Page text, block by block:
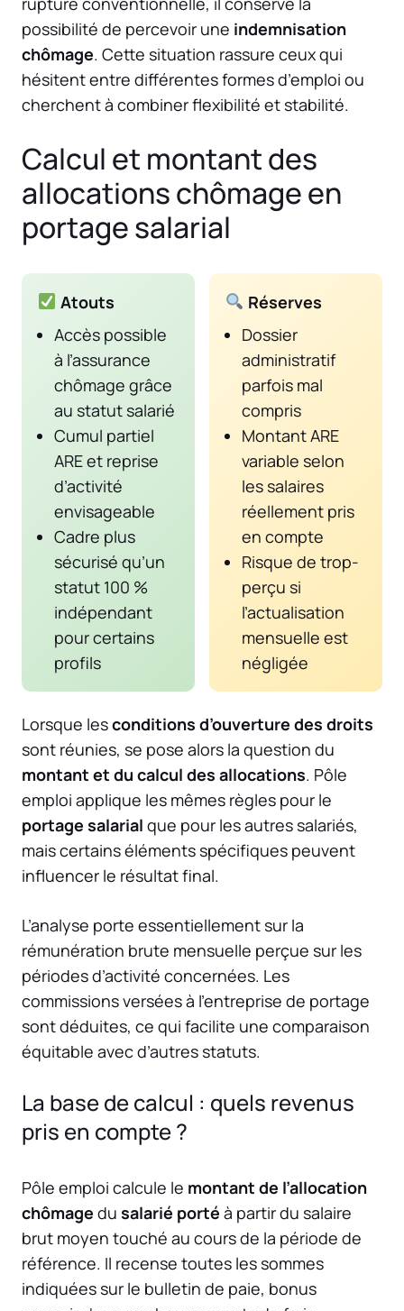
possibilité de percevoir une indemnisation
chômage. Cette situation rassure ceux qui
hésitent entre différentes formes d’emploi ou
cherchent à combiner flexibilité et stabilité.
Calcul et montant des
allocations chômage en
portage salarial
Atouts
Accès possible
à l’assurance
chômage grâce
au statut salarié
Cumul partiel
ARE et reprise
d’activité
envisageable
Cadre plus
sécurisé qu’un
statut 100 %
indépendant
pour certains
profils
Réserves
Dossier
administratif
parfois mal
compris
Montant ARE
variable selon
les salaires
réellement pris
en compte
Risque de trop-
perçu si
l’actualisation
mensuelle est
négligée
Lorsque lesconditions d’ouverture des droits
sont réunies, se pose alors la question du
montant et du calcul des allocations. Pôle
emploi applique les mêmes règles pour le
portage salarial que pour les autres salariés,
mais certains éléments spécifiques peuvent
influencer le résultat final.
L’analyse porte essentiellement sur la
rémunération brute mensuelle perçue sur les
périodes d’activité concernées. Les
commissions versées à l’entreprise de portage
sont déduites, ce qui facilite une comparaison
équitable avec d’autres statuts.
La base de calcul : quels revenus
pris en compte ?
Pôle emploi calcule le montant de l’allocation
chômage du salarié porté à partir du salaire
brut moyen touché au cours de la période de
référence. Il recense toutes les sommes
indiquées sur le bulletin de paie, bonus